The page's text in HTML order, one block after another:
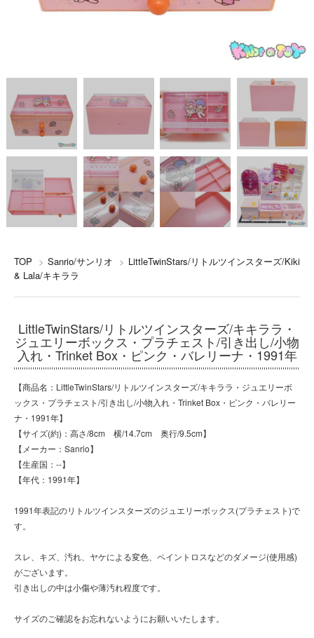
TOP > Sanrio/サンリオ > LittleTwinStars/リトルツインスターズ/Kiki
& Lala/キキララ
LittleTwinStars/リトルツインスターズ/キキララ・
ジュエリーボックス・プラチェスト/引き出し/小物
入れ・Trinket Box・ピンク・バレリーナ・1991年
【商品名：LittleTwinStars/リトルツインスターズ/キキララ・ジュエリーボ
ックス・プラチェスト/引き出し/小物入れ・Trinket Box・ピンク・バレリー
ナ・1991年】
【サイズ(約)：高さ/8cm 横/14.7cm 奥行/9.5cm】
【メーカー：Sanrio】
【生産国：--】
【年代：1991年】
1991年表記のリトルツインスターズのジュエリーボックス(プラチェスト)で
す。
スレ、キズ、汚れ、ヤケによる変色、ペイントロスなどのダメージ(使用感)
がございます。
引き出しの中は小傷や薄汚れ程度です。
サイズのご確認をお忘れないようにお願いいたします。